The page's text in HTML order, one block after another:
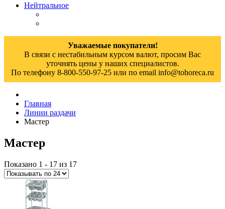
Нейтральное
Уважаемые покупатели!
В связи с нестабильным курсом валют, просим Вас
уточнять цены у наших специалистов.
По телефону 8-800-550-97-25 или по email info@tohoreca.ru
Главная
Линии раздачи
Мастер
Мастер
Показано 1 - 17 из 17